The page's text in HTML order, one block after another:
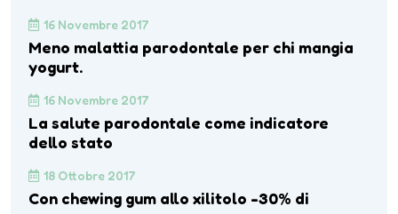
16 Novembre 2017
Meno malattia parodontale per chi mangia
yogurt.
16 Novembre 2017
La salute parodontale come indicatore
dello stato
18 Ottobre 2017
Con chewing gum allo xilitolo -30% di